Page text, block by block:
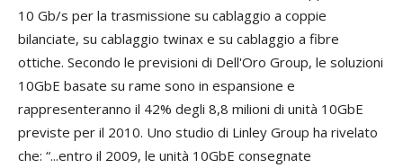
10 Gb/s per la trasmissione su cablaggio a coppie
bilanciate, su cablaggio twinax e su cablaggio a fibre
ottiche. Secondo le previsioni di Dell'Oro Group, le soluzioni
10GbE basate su rame sono in espansione e
rappresenteranno il 42% degli 8,8 milioni di unità 10GbE
previste per il 2010. Uno studio di Linley Group ha rivelato
che: “...entro il 2009, le unità 10GbE consegnate